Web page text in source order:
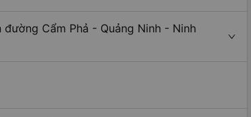
Cẩm Phả - Quảng Ninh - Ninh